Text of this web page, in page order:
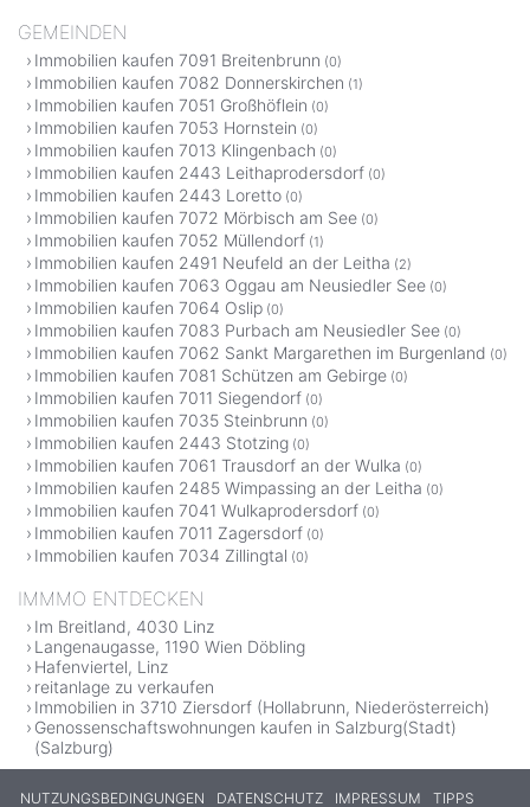
GEMEINDEN
Immobilien kaufen 7091 Breitenbrunn (0)
Immobilien kaufen 7082 Donnerskirchen (1)
Immobilien kaufen 7051 Großhöflein (0)
Immobilien kaufen 7053 Hornstein (0)
Immobilien kaufen 7013 Klingenbach (0)
Immobilien kaufen 2443 Leithaprodersdorf (0)
Immobilien kaufen 2443 Loretto (0)
Immobilien kaufen 7072 Mörbisch am See (0)
Immobilien kaufen 7052 Müllendorf (1)
Immobilien kaufen 2491 Neufeld an der Leitha (2)
Immobilien kaufen 7063 Oggau am Neusiedler See (0)
Immobilien kaufen 7064 Oslip (0)
Immobilien kaufen 7083 Purbach am Neusiedler See (0)
Immobilien kaufen 7062 Sankt Margarethen im Burgenland (0)
Immobilien kaufen 7081 Schützen am Gebirge (0)
Immobilien kaufen 7011 Siegendorf (0)
Immobilien kaufen 7035 Steinbrunn (0)
Immobilien kaufen 2443 Stotzing (0)
Immobilien kaufen 7061 Trausdorf an der Wulka (0)
Immobilien kaufen 2485 Wimpassing an der Leitha (0)
Immobilien kaufen 7041 Wulkaprodersdorf (0)
Immobilien kaufen 7011 Zagersdorf (0)
Immobilien kaufen 7034 Zillingtal (0)
IMMMO ENTDECKEN
Im Breitland, 4030 Linz
Langenaugasse, 1190 Wien Döbling
Hafenviertel, Linz
reitanlage zu verkaufen
Immobilien in 3710 Ziersdorf (Hollabrunn, Niederösterreich)
Genossenschaftswohnungen kaufen in Salzburg(Stadt)
(Salzburg)
NUTZUNGSBEDINGUNGEN DATENSCHUTZ IMPRESSUM TIPPS